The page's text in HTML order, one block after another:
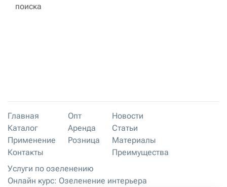
поиска
Главная
Каталог
Применение
Контакты
Опт
Аренда
Розница
Новости
Статьи
Материалы
Преимущества
Услуги по озеленению
Онлайн курс: Озеленение интерьера